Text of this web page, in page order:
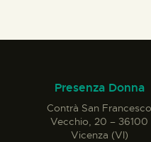
Presenza Donna
Contrà San Francesco
Vecchio, 20 – 36100
Vicenza (VI)